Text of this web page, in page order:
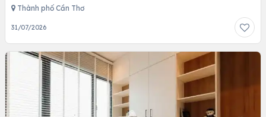
Thành phố Cần Thơ
31/07/2026